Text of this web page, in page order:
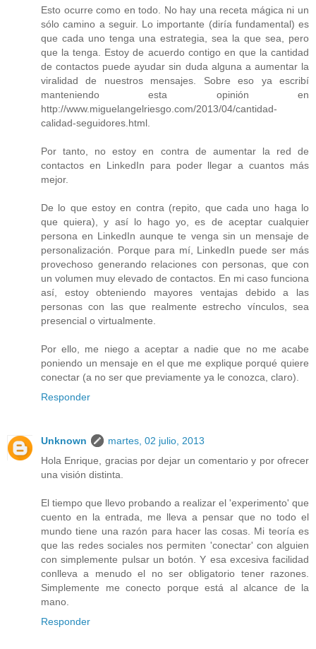
Esto ocurre como en todo. No hay una receta mágica ni un
sólo camino a seguir. Lo importante (diría fundamental) es
que cada uno tenga una estrategia, sea la que sea, pero
que la tenga. Estoy de acuerdo contigo en que la cantidad
de contactos puede ayudar sin duda alguna a aumentar la
viralidad de nuestros mensajes. Sobre eso ya escribí
manteniendo esta opinión en
http://www.miguelangelriesgo.com/2013/04/cantidad-
calidad-seguidores.html.
Por tanto, no estoy en contra de aumentar la red de
contactos en LinkedIn para poder llegar a cuantos más
mejor.
De lo que estoy en contra (repito, que cada uno haga lo
que quiera), y así lo hago yo, es de aceptar cualquier
persona en LinkedIn aunque te venga sin un mensaje de
personalización. Porque para mí, LinkedIn puede ser más
provechoso generando relaciones con personas, que con
un volumen muy elevado de contactos. En mi caso funciona
así, estoy obteniendo mayores ventajas debido a las
personas con las que realmente estrecho vínculos, sea
presencial o virtualmente.
Por ello, me niego a aceptar a nadie que no me acabe
poniendo un mensaje en el que me explique porqué quiere
conectar (a no ser que previamente ya le conozca, claro).
Responder
Unknown
martes, 02 julio, 2013
Hola Enrique, gracias por dejar un comentario y por ofrecer
una visión distinta.
El tiempo que llevo probando a realizar el 'experimento' que
cuento en la entrada, me lleva a pensar que no todo el
mundo tiene una razón para hacer las cosas. Mi teoría es
que las redes sociales nos permiten 'conectar' con alguien
con simplemente pulsar un botón. Y esa excesiva facilidad
conlleva a menudo el no ser obligatorio tener razones.
Simplemente me conecto porque está al alcance de la
mano.
Responder